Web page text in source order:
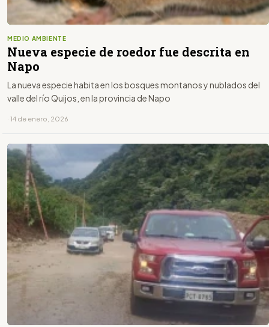
MEDIO AMBIENTE
Nueva especie de roedor fue descrita en
Napo
La nueva especie habita en los bosques montanos y nublados del
valle del río Quijos, en la provincia de Napo
· 14 de enero, 2026